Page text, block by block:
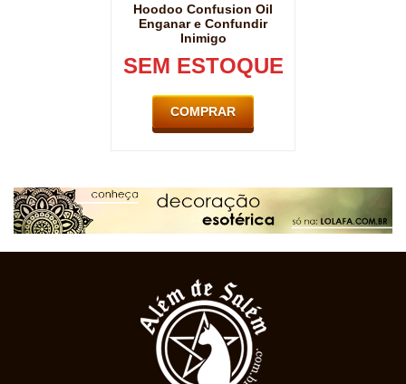
Hoodoo Confusion Oil
Enganar e Confundir
Inimigo
SEM ESTOQUE
COMPRAR